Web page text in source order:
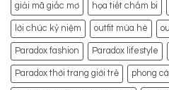
giải mã giấc mơ họa tiết chấm bi
lời chúc kỷ niệm outfit mùa hè
Paradox fashion Paradox lifestyle
Paradox thời trang giới trẻ phong